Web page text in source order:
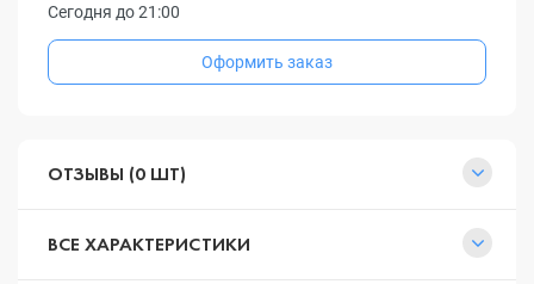
Сегодня до 21:00
Оформить заказ
ОТЗЫВЫ (0 ШТ)
ВСЕ ХАРАКТЕРИСТИКИ